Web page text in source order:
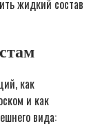
жидкий состав
как
и как
вида: